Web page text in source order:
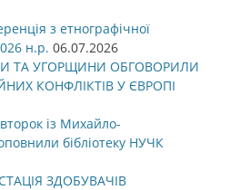
з етнографічної
н.р. 06.07.2026
ТА УГОРЩИНИ ОБГОВОРИЛИ
КОНФЛІКТІВ У ЄВРОПІ
із Михайло-
бібліотеку НУЧК
ЗДОБУВАЧІВ